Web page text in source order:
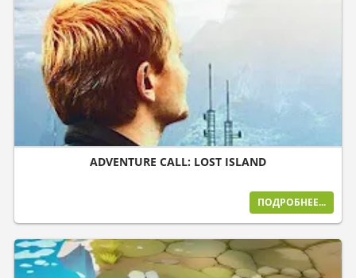
ADVENTURE CALL: LOST ISLAND
ПОДРОБНЕЕ...